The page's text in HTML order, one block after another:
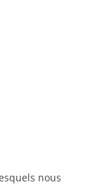
nous